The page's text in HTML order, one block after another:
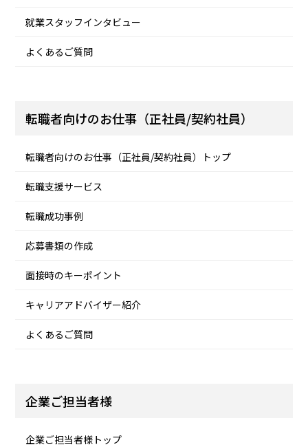
就業スタッフインタビュー
よくあるご質問
転職者向けのお仕事（正社員/契約社員）
転職者向けのお仕事（正社員/契約社員）トップ
転職支援サービス
転職成功事例
応募書類の作成
面接時のキーポイント
キャリアアドバイザー紹介
よくあるご質問
企業ご担当者様
企業ご担当者様トップ